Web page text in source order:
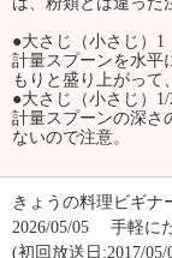
●大さじ（小さじ）1
計量スプーンを水平
もりと盛り上がって
●大さじ（小さじ）1/
計量スプーンの深さ
ないので注意。
きょうの料理ビギナ
2026/05/05
手軽に
(初回放送日:2017/05/